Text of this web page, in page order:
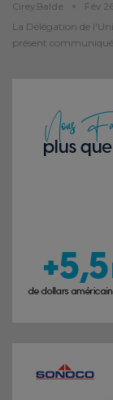
Cirey.balde Fév
La Délégation de
présent